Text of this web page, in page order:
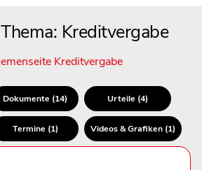
Kreditvergabe
Kreditvergabe
Dokumente (14) Urteile (4)
Termine (1) Videos & Grafiken (1)